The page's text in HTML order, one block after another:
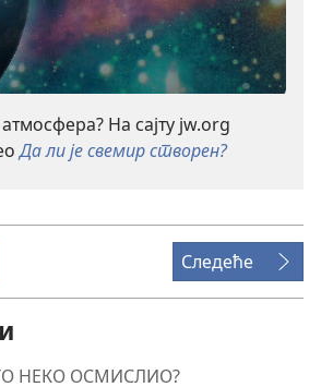
На сајту jw.org
Да ли је свемир створен?
Следеће
НЕКО ОСМИСЛИО?